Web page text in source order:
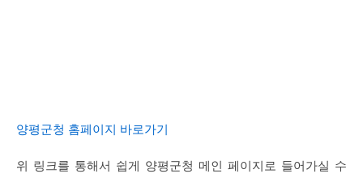
양평군청 홈페이지 바로가기
위 링크를 통해서 쉽게 양평군청 메인 페이지로 들어가실 수